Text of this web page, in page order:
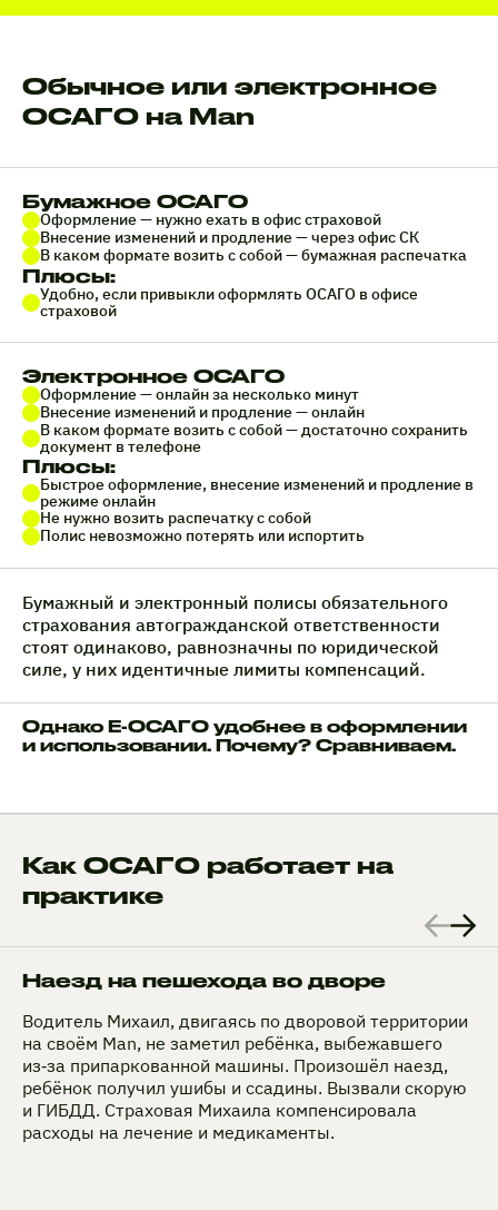
Обычное или электронное
ОСАГО на Man
Бумажное ОСАГО
Оформление — нужно ехать в офис страховой
Внесение изменений и продление — через офис СК
В каком формате возить с собой — бумажная распечатка
Плюсы:
Удобно, если привыкли оформлять ОСАГО в офисе
страховой
Электронное ОСАГО
Оформление — онлайн за несколько минут
Внесение изменений и продление — онлайн
В каком формате возить с собой — достаточно сохранить
документ в телефоне
Плюсы:
Быстрое оформление, внесение изменений и продление в
режиме онлайн
Не нужно возить распечатку с собой
Полис невозможно потерять или испортить
Бумажный и электронный полисы обязательного
страхования автогражданской ответственности
стоят одинаково, равнозначны по юридической
силе, у них идентичные лимиты компенсаций.
Однако Е-ОСАГО удобнее в оформлении
и использовании. Почему? Сравниваем.
Как ОСАГО работает на
практике
Наезд на пешехода во дворе
Водитель Михаил, двигаясь по дворовой территории
на своём Man, не заметил ребёнка, выбежавшего
из‑за припаркованной машины. Произошёл наезд,
ребёнок получил ушибы и ссадины. Вызвали скорую
и ГИБДД. Страховая Михаила компенсировала
расходы на лечение и медикаменты.